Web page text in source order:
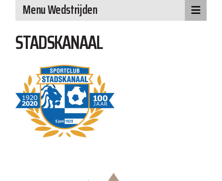
STADSKANAAL
Menu Wedstrijden